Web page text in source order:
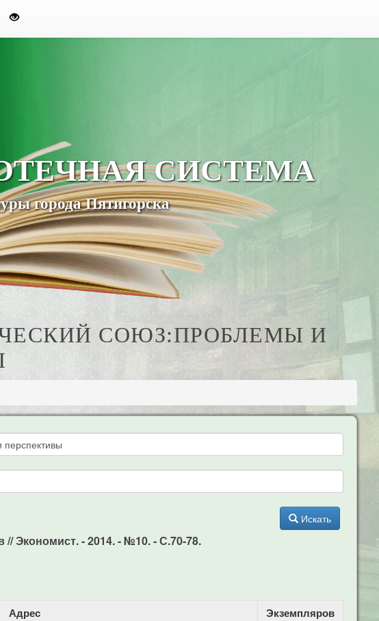
СИСТЕМА
города Пятигорска
СОЮЗ:ПРОБЛЕМЫ И
Искать
Экономист. - 2014. - №10. - С.70-78.
Адрес Экземпляров